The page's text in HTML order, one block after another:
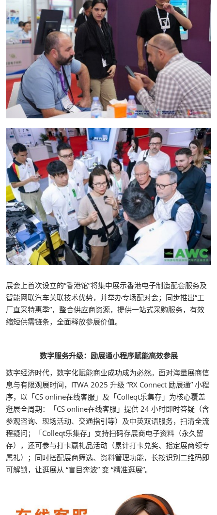
展会上首次设立的“香港馆”将集中展示香港电子制造配套服务及
智能网联汽车关联技术优势，并举办专场配对会；同步推出“工
厂直采特惠季”，整合供应商资源，提供一站式采购服务，有效
缩短供需链条，全面释放参展价值。
数字服务升级：励展通小程序赋能高效参展
数字经济时代，数字化赋能商业成功成为必然。面对海量展商信
息与有限观展时间，ITWA 2025 升级 “RX Connect 励展通” 小程
序，以「CS online在线客服」及「Colleqt乐集存」为核心覆盖
逛展全周期：「CS online在线客服」提供 24 小时即时答疑（含
参观咨询、现场活动、交通指引等）及中英双语服务，扫清全流
程疑问；「Colleqt乐集存」支持扫码存展商电子资料（永久留
存），还可参与打卡赢礼品活动（累计打卡兑奖、指定展商领专
属礼）；同时搭配展商筛选、资料管理功能，长按识别二维码即
可解锁，让逛展从 “盲目奔波” 变 “精准逛展”。